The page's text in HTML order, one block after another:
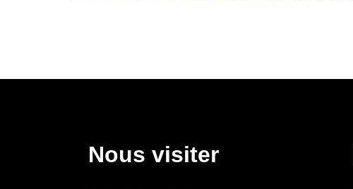
Nous visiter